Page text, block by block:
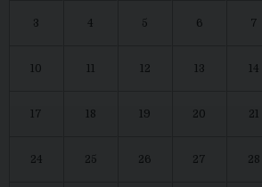
3 4 5 6 7
10 11 12 13 14
17 18 19 20 21
24 25 26 27 28